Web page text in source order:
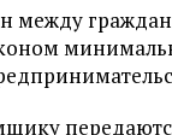
между